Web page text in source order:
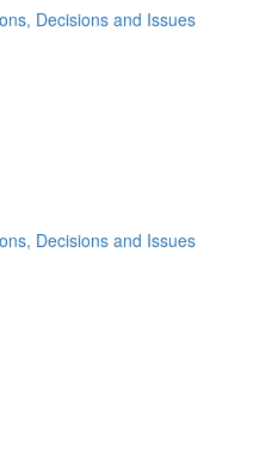
Decisions and Issues
Decisions and Issues